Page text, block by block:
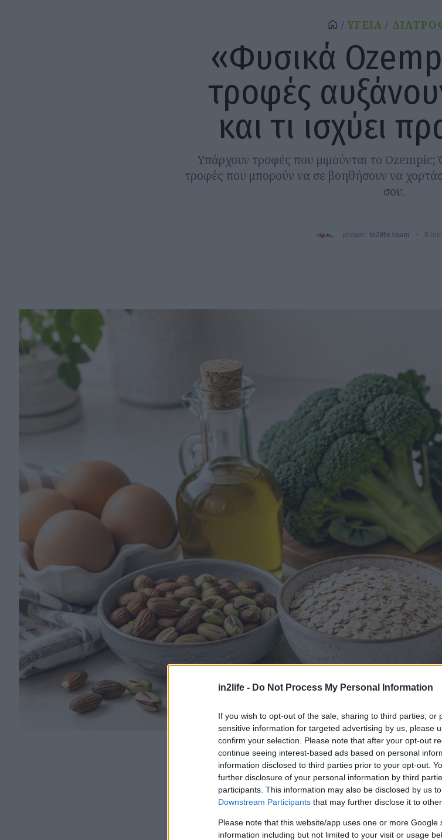
in2life - Do Not Process My Personal Information
If you wish to opt-out of the sale, sharing to third parties, or
sensitive information for targeted advertising by us, please
confirm your selection. Please note that after your opt-out
continue seeing interest-based ads based on personal
information disclosed to third parties prior to your opt-out.
further disclosure of your personal information by third
participants. This information may also be disclosed by us
Downstream Participants that may further disclose it to
Please note that this website/app uses one or more
information including but not limited to your visit or usage
ΥΓΕΙΑ
«Φυσικά
τροφές
και τι ισχύει
Υπάρχουν τροφές που μιμούνται το
τροφές που μπορούν να σε βοηθήσουν να
σου.
γράφει: in2life team 8